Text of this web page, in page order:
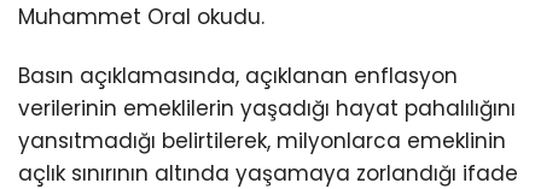
Muhammet Oral okudu.
Basın açıklamasında, açıklanan enflasyon
verilerinin emeklilerin yaşadığı hayat pahalılığını
yansıtmadığı belirtilerek, milyonlarca emeklinin
açlık sınırının altında yaşamaya zorlandığı ifade